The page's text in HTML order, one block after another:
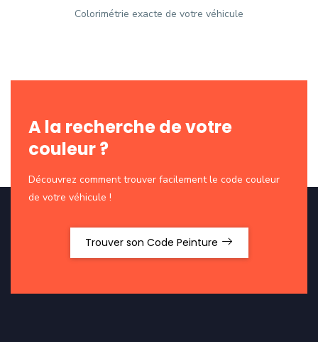
Colorimétrie exacte de votre véhicule
A la recherche de votre
couleur ?
Découvrez comment trouver facilement le code couleur
de votre véhicule !
Trouver son Code Peinture